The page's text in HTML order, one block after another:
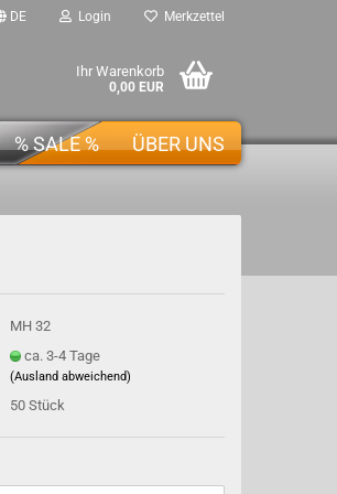
DE Login Merkzettel
Ihr Warenkorb
0,00 EUR
% SALE % ÜBER UNS
MH 32
ca. 3-4 Tage
(Ausland abweichend)
50 Stück